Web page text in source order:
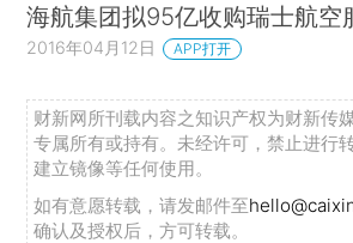
海航集团拟95亿收购瑞士航空
2016年04月12日 APP打开
财新网所刊载内容之知识产权为财新传
专属所有或持有。未经许可，禁止进行
建立镜像等任何使用。
如有意愿转载，请发邮件至
确认及授权后，方可转载。